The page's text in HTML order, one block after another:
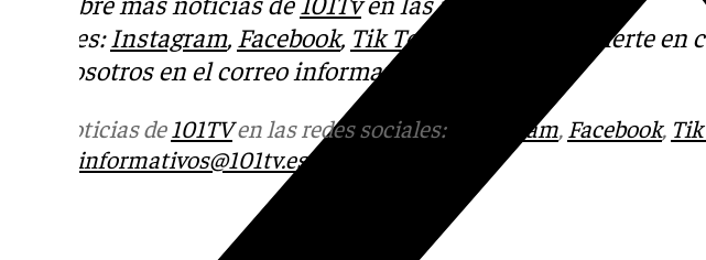
sociales: Instagram, Facebook, Tik Tok
. Puedes ponerte en
con nosotros en el correo informativos@101tv.es
Más noticias de 101TVen las redes sociales: Instagram, Facebook,
informativos@101tv.es